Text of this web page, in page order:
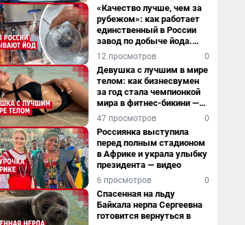
«Качество лучше, чем за
рубежом»: как работает
единственный в России
завод по добыче йода.
Видео
12 просмотров 0
Девушка с лучшим в мире
телом: как бизнесвумен
за год стала чемпионкой
мира в фитнес-бикини —
видео
47 просмотров 0
Россиянка выступила
перед полным стадионом
в Африке и украла улыбку
президента — видео
6 просмотров 0
Спасенная на льду
Байкала нерпа Сергеевна
готовится вернуться в